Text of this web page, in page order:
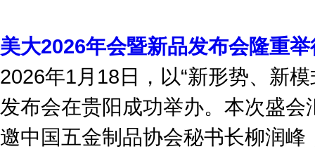
美大2026年会暨新品发布会隆重
2026年1月18日，以“新形势、新
发布会在贵阳成功举办。本次盛
邀中国五金制品协会秘书长柳润峰